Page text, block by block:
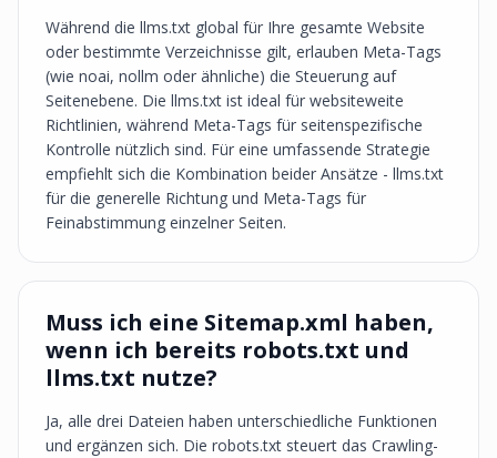
Während die llms.txt global für Ihre gesamte Website
oder bestimmte Verzeichnisse gilt, erlauben Meta-Tags
(wie noai, nollm oder ähnliche) die Steuerung auf
Seitenebene. Die llms.txt ist ideal für websiteweite
Richtlinien, während Meta-Tags für seitenspezifische
Kontrolle nützlich sind. Für eine umfassende Strategie
empfiehlt sich die Kombination beider Ansätze - llms.txt
für die generelle Richtung und Meta-Tags für
Feinabstimmung einzelner Seiten.
Muss ich eine Sitemap.xml haben,
wenn ich bereits robots.txt und
llms.txt nutze?
Ja, alle drei Dateien haben unterschiedliche Funktionen
und ergänzen sich. Die robots.txt steuert das Crawling-